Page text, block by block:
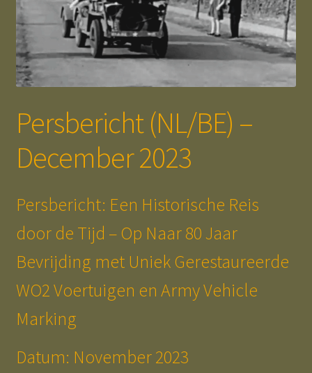
menu
Press Release – January 2024
Expand
child
menu
Press Release – December 2023
Expand
child
menu
Persbericht (NL/BE) – December 2023
Press Release – November 2023
AVM Webshop
AVM Merchandising Shop
Mission, Vision & Strategy
menu
Project Samples
Expand
WWII in Colour
Persbericht (NL/BE) –
December 2023
Persbericht: Een Historische Reis
door de Tijd – Op Naar 80 Jaar
Bevrijding met Uniek Gerestaureerde
WO2 Voertuigen en Army Vehicle
Marking
Datum: November 2023